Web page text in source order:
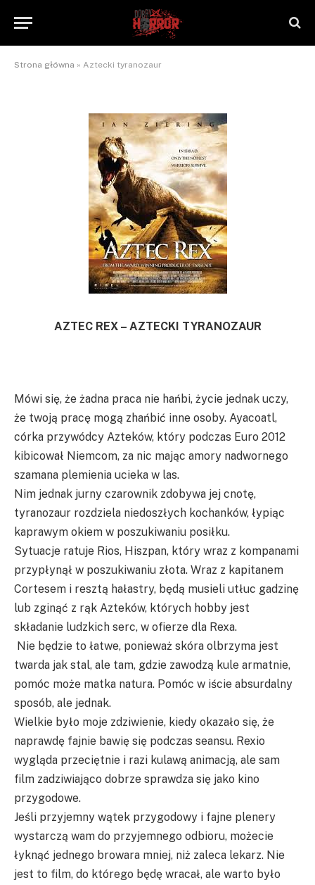
Strona główna » Aztecki tyranozaur
NaTrzeźwoNieWarto
2012-09-01
AZTEC REX – AZTECKI TYRANOZAUR
Mówi się, że żadna praca nie hańbi, życie jednak uczy,
że twoją pracę mogą zhańbić inne osoby. Ayacoatl,
córka przywódcy Azteków, który podczas Euro 2012
kibicował Niemcom, za nic mając amory nadwornego
szamana plemienia ucieka w las.
Nim jednak jurny czarownik zdobywa jej cnotę,
tyranozaur rozdziela niedoszłych kochanków, łypiąc
kaprawym okiem w poszukiwaniu posiłku.
Sytuacje ratuje Rios, Hiszpan, który wraz z kompanami
przypłynął w poszukiwaniu złota. Wraz z kapitanem
Cortesem i resztą hałastry, będą musieli utłuc gadzinę
lub zginąć z rąk Azteków, których hobby jest
składanie ludzkich serc, w ofierze dla Rexa.
Nie będzie to łatwe, ponieważ skóra olbrzyma jest
twarda jak stal, ale tam, gdzie zawodzą kule armatnie,
pomóc może matka natura. Pomóc w iście absurdalny
sposób, ale jednak.
Wielkie było moje zdziwienie, kiedy okazało się, że
naprawdę fajnie bawię się podczas seansu. Rexio
wygląda przeciętnie i razi kulawą animacją, ale sam
film zadziwiająco dobrze sprawdza się jako kino
przygodowe.
Jeśli przyjemny wątek przygodowy i fajne plenery
wystarczą wam do przyjemnego odbioru, możecie
łyknąć jednego browara mniej, niż zaleca lekarz. Nie
jest to film, do którego będę wracał, ale warto było